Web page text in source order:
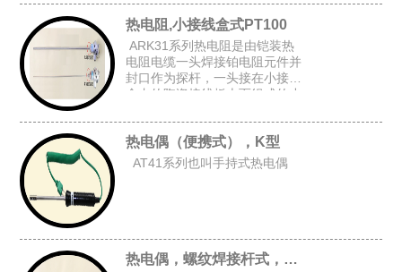
上活动螺纹而组成的活动螺纹杆
式铠装热电阻。
热电阻,小接线盒式PT100
ARK31系列热电阻是由铠装热
电阻电缆一头焊接铂电阻元件并
封口作为探杆，一头接在小接线
盒内的陶瓷接线板上而组成的小
热电偶（便携式），K型
AT41系列也叫手持式热电偶
热电偶，螺纹焊接杆式，K型